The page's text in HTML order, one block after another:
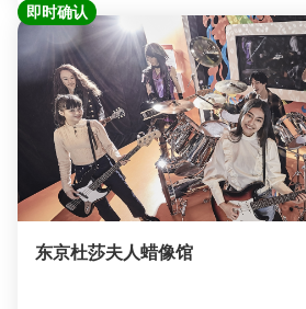
即时确认
东京杜莎夫人蜡像馆